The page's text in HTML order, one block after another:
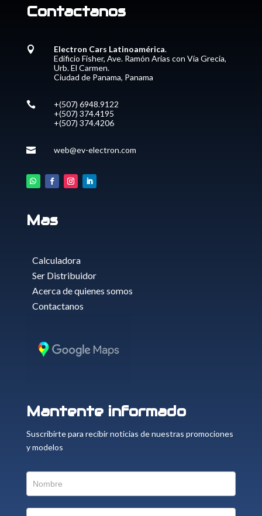
Contactanos
 Electron Cars Latinoamérica.
Edificio Fisher, Ave. Ramón Arias con Vía Grecia,
Urb. El Carmen.
Ciudad de Panama, Panama

+(507) 6948.9122
+(507) 374.4195
+(507) 374.4206
 web@ev-electron.com
Mas
Calculadora
Ser Distribuidor
Acerca de quienes somos
Contactanos
Mantente informado
Suscribirte para recibir noticias de nuestras promociones
y modelos